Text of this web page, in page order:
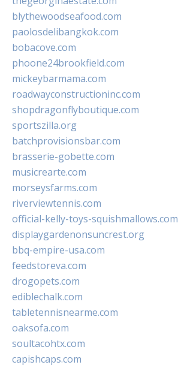
blythewoodseafood.com
paolosdelibangkok.com
bobacove.com
phoone24brookfield.com
mickeybarmama.com
roadwayconstructioninc.com
shopdragonflyboutique.com
sportszilla.org
batchprovisionsbar.com
brasserie-gobette.com
musicrearte.com
morseysfarms.com
riverviewtennis.com
official-kelly-toys-squishmallows.com
displaygardenonsuncrest.org
bbq-empire-usa.com
feedstoreva.com
drogopets.com
ediblechalk.com
tabletennisnearme.com
oaksofa.com
soultacohtx.com
capishcaps.com